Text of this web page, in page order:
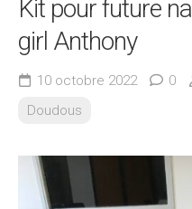
Kit pour future
girl Anthony
10 octobre 2022 0
Doudous